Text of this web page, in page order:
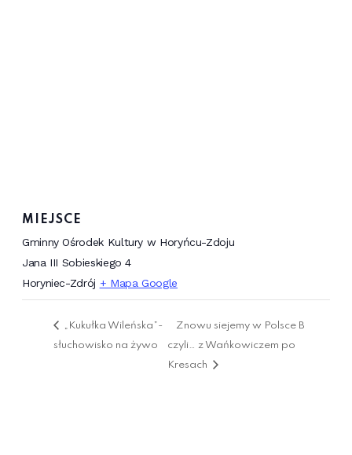
MIEJSCE
Gminny Ośrodek Kultury w Horyńcu-Zdoju
Jana III Sobieskiego 4
Horyniec-Zdrój + Mapa Google
„Kukułka Wileńska”-
słuchowisko na żywo
Znowu siejemy w Polsce B
czyli… z Wańkowiczem po
Kresach